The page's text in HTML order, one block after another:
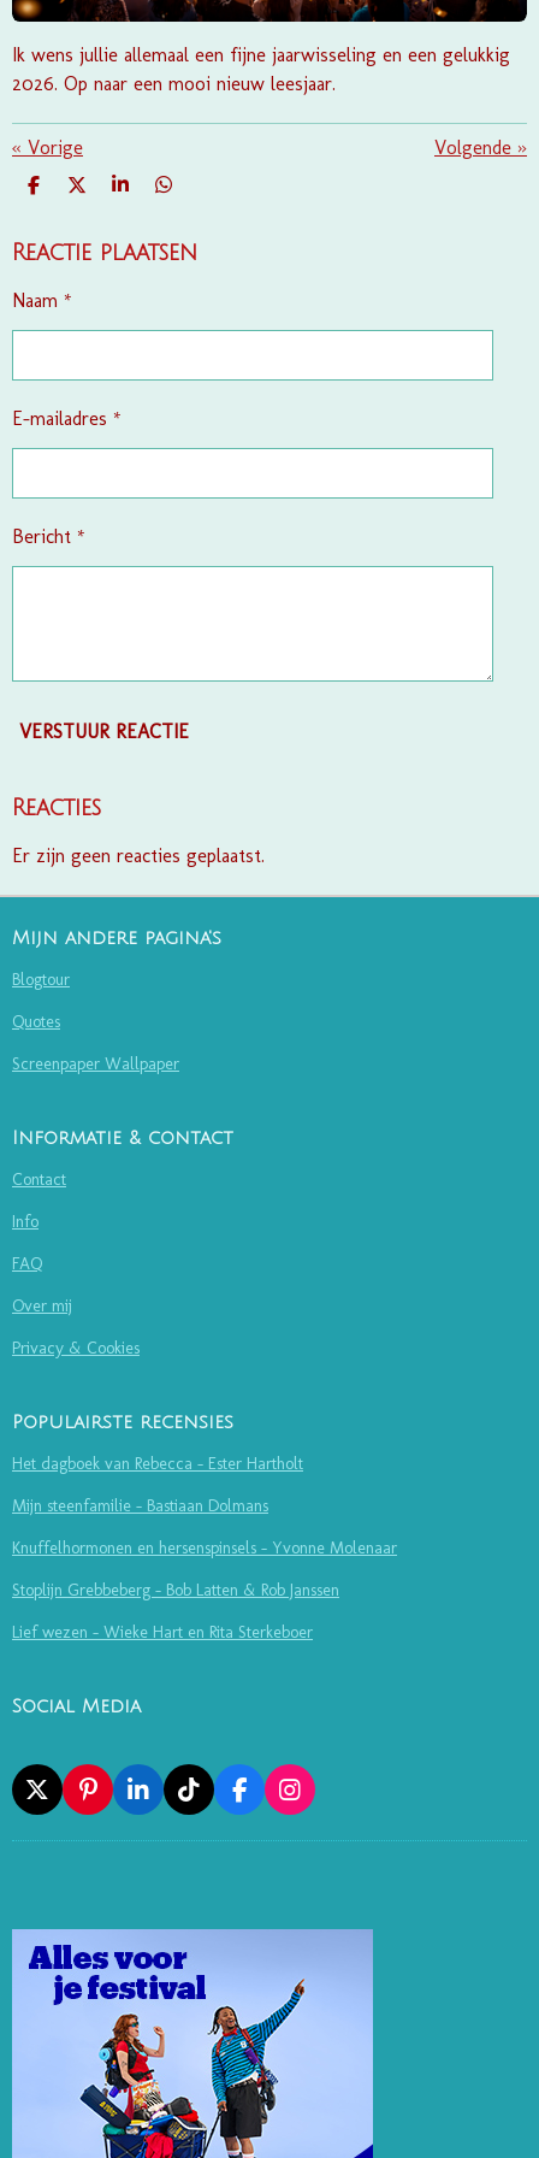
Ik wens jullie allemaal een fijne jaarwisseling en een gelukkig
2026. Op naar een mooi nieuw leesjaar.
« Vorige Volgende »
D
E
D
L
S
R
D
E
Reactie plaatsen
Naam *
E-mailadres *
Bericht *
VERSTUUR REACTIE
Reacties
Er zijn geen reacties geplaatst.
Mijn andere pagina's
Blogtour
Quotes
Screenpaper Wallpaper
Informatie & contact
Contact
Info
FAQ
Over mij
Privacy & Cookies
Populairste recensies
Het dagboek van Rebecca - Ester Hartholt
Mijn steenfamilie - Bastiaan Dolmans
Knuffelhormonen en hersenspinsels - Yvonne Molenaar
Stoplijn Grebbeberg - Bob Latten & Rob Janssen
Lief wezen - Wieke Hart en Rita Sterkeboer
Social Media
X
P
I
N
E
S
T
L
I
N
I
N
T
I
K
F
A
C
O
I
N
S
R
M